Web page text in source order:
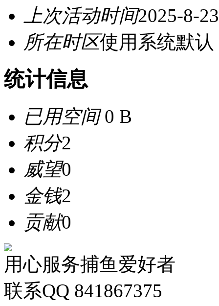
上次活动时间2025-8-
所在时区使用系统默认
统计信息
已用空间0 B
积分2
威望0
金钱2
贡献0
用心服务捕鱼爱好者
联系QQ 841867375